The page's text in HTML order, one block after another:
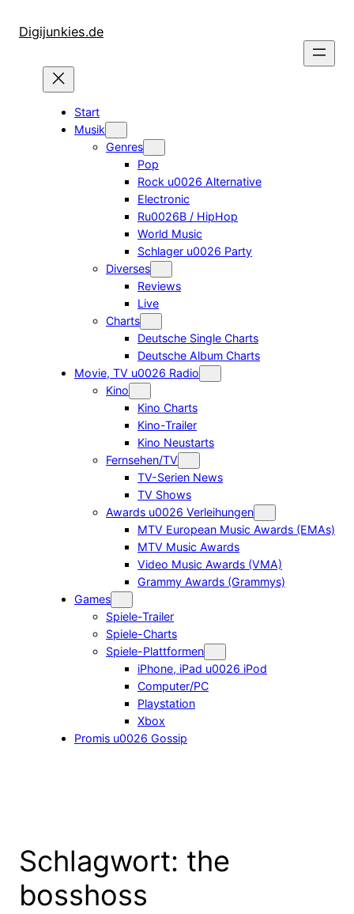
InhaltDigijunkies.de
Start
Musik
Genres
Pop
Rock u0026 Alternative
Electronic
Ru0026B / HipHop
World Music
Schlager u0026 Party
Diverses
Reviews
Live
Charts
Deutsche Single Charts
Deutsche Album Charts
Movie, TV u0026 Radio
Kino
Kino Charts
Kino-Trailer
Kino Neustarts
Fernsehen/TV
TV-Serien News
TV Shows
Awards u0026 Verleihungen
MTV European Music Awards (EMAs)
MTV Music Awards
Video Music Awards (VMA)
Grammy Awards (Grammys)
Games
Spiele-Trailer
Spiele-Charts
Spiele-Plattformen
iPhone, iPad u0026 iPod
Computer/PC
Playstation
Xbox
Promis u0026 Gossip
Schlagwort: the
bosshoss